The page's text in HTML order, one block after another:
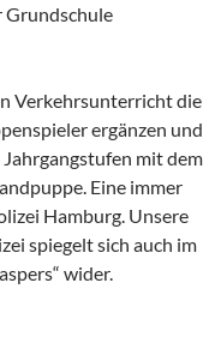
Grundschule
Verkehrsunterricht die
ergänzen und
mit dem
Eine immer
Hamburg. Unsere
spiegelt sich auch im
wider.